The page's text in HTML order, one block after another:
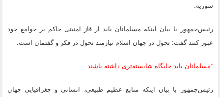
سوریه.
رئیس‌جمهور با بیان اینکه مسلمانان باید از فاز امنیتی حاکم بر جوامع خود
عبور کنند گفت: تحول در جهان اسلام نیازمند تحول در فکر و گفتمان است.
*مسلمانان باید جایگاه شایسته‌تری داشته باشند
رئیس‌جمهور با بیان اینکه منابع عظیم طبیعی، انسانی و جغرافیایی جهان